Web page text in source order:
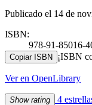
Publicado el 14 de
ISBN:
978-91-85016-
Copiar ISBN ¡ISBN
Ver en OpenLibrary
Show rating 4